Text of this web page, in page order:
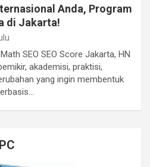
Anda, Program
di Jakarta!
SEO SEO Score Jakarta, HN
akademisi, praktisi,
yang ingin membentuk